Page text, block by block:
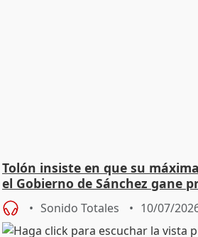
Tolón insiste en que su
el Gobierno de Sánchez gane
Sonido Totales 10/07/